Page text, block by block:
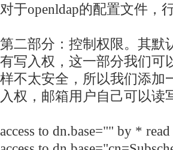
对于openldap的配置文件，
第二部分：控制权限。其默
有写入权，这一部分我们可
样不太安全，所以我们添加
入权，邮箱用户自己可以读
access to dn.base="" by *